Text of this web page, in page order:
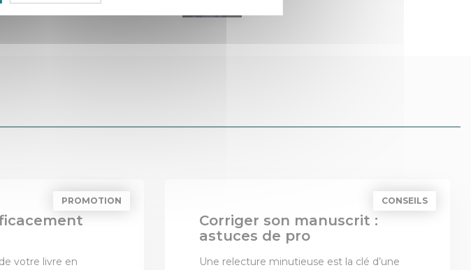
PROMOTION
votre livre en
CONSEILS
Corriger son manuscrit :
astuces de pro
Une relecture minutieuse est la clé d’une